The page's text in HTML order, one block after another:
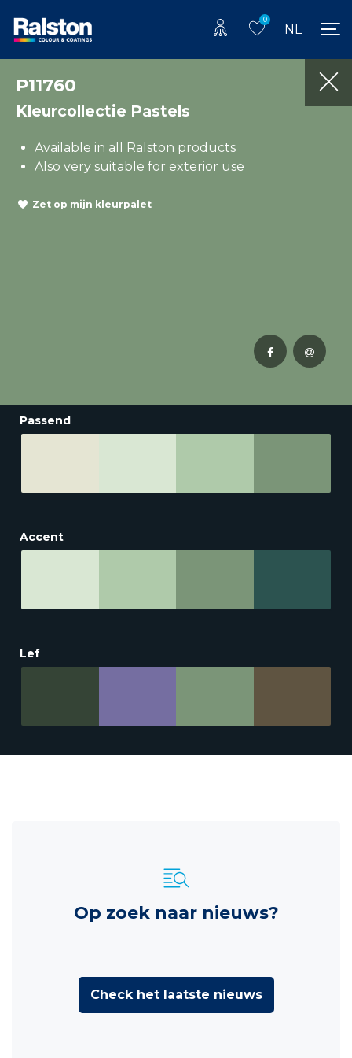
0
NL
P11760
Kleurcollectie Pastels
Available in all Ralston products
Also very suitable for exterior use
Zet op mijn kleurpalet
Passend
Accent
Lef
Op zoek naar nieuws?
Check het laatste nieuws